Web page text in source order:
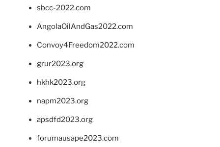
sbcc-2022.com
AngolaOilAndGas2022.com
Convoy4Freedom2022.com
grur2023.org
hkhk2023.org
napm2023.org
apsdfd2023.org
forumausape2023.com